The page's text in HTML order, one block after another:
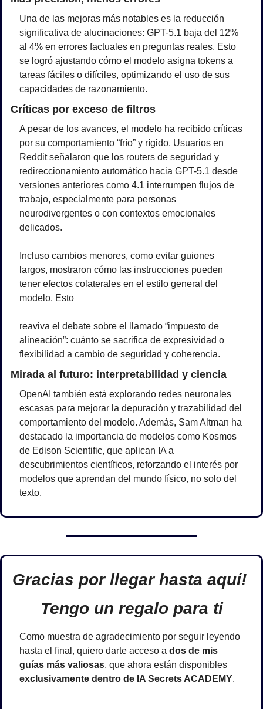
Una de las mejoras más notables es la reducción
significativa de alucinaciones: GPT-5.1 baja del 12%
al 4% en errores factuales en preguntas reales. Esto
se logró ajustando cómo el modelo asigna tokens a
tareas fáciles o difíciles, optimizando el uso de sus
capacidades de razonamiento.
Críticas por exceso de filtros
A pesar de los avances, el modelo ha recibido críticas
por su comportamiento “frío” y rígido. Usuarios en
Reddit señalaron que los routers de seguridad y
redireccionamiento automático hacia GPT-5.1 desde
versiones anteriores como 4.1 interrumpen flujos de
trabajo, especialmente para personas
neurodivergentes o con contextos emocionales
delicados.
Incluso cambios menores, como evitar guiones
largos, mostraron cómo las instrucciones pueden
tener efectos colaterales en el estilo general del
modelo. Esto
reaviva el debate sobre el llamado “impuesto de
alineación”: cuánto se sacrifica de expresividad o
flexibilidad a cambio de seguridad y coherencia.
Mirada al futuro: interpretabilidad y ciencia
OpenAI también está explorando redes neuronales
escasas para mejorar la depuración y trazabilidad del
comportamiento del modelo. Además, Sam Altman ha
destacado la importancia de modelos como Kosmos
de Edison Scientific, que aplican IA a
descubrimientos científicos, reforzando el interés por
modelos que aprendan del mundo físico, no solo del
texto.
Gracias por llegar hasta aquí!
Tengo un regalo para ti
Como muestra de agradecimiento por seguir leyendo
hasta el final, quiero darte acceso a dos de mis
guías más valiosas
exclusivamente dentro de IA Secrets ACADEMY.